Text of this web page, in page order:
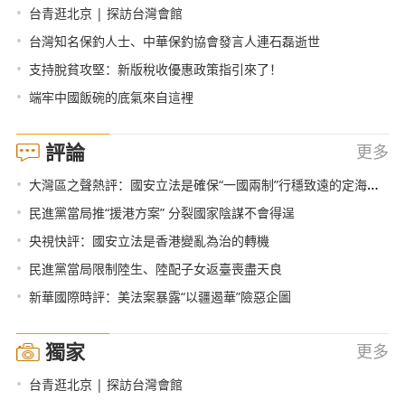
• 台青逛北京 | 探訪台灣會館
• 台灣知名保釣人士、中華保釣協會發言人連石磊逝世
• 支持脫貧攻堅：新版稅收優惠政策指引來了！
• 端牢中國飯碗的底氣來自這裡
評論 更多
• 大灣區之聲熱評：國安立法是確保“一國兩制”行穩致遠的定海神針
• 民進黨當局推“援港方案” 分裂國家陰謀不會得逞
• 央視快評：國安立法是香港變亂為治的轉機
• 民進黨當局限制陸生、陸配子女返臺喪盡天良
• 新華國際時評：美法案暴露“以疆遏華”險惡企圖
獨家 更多
• 台青逛北京 | 探訪台灣會館